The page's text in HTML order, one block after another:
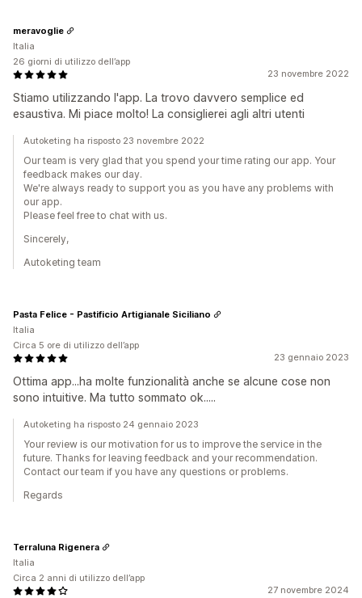
23 novembre 2022
Stiamo utilizzando l'app. La trovo davvero semplice ed
esaustiva. Mi piace molto! La consiglierei agli altri utenti
meravoglie
Italia
26 giorni di utilizzo dell’app
Autoketing ha risposto 23 novembre 2022
Our team is very glad that you spend your time rating our app. Your
feedback makes our day.
We're always ready to support you as you have any problems with
our app.
Please feel free to chat with us.
Sincerely,
Autoketing team
23 gennaio 2023
Ottima app...ha molte funzionalità anche se alcune cose non
sono intuitive. Ma tutto sommato ok.....
Pasta Felice - Pastificio Artigianale Siciliano
Italia
Circa 5 ore di utilizzo dell’app
Autoketing ha risposto 24 gennaio 2023
Your review is our motivation for us to improve the service in the
future. Thanks for leaving feedback and your recommendation.
Contact our team if you have any questions or problems.
Regards
27 novembre 2024
Terraluna Rigenera
Italia
Circa 2 anni di utilizzo dell’app